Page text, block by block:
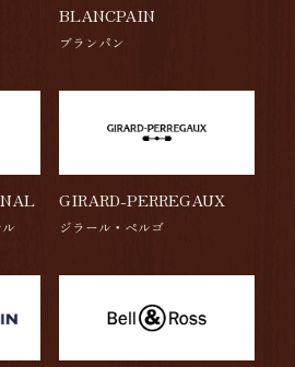
BLANCPAIN
ブランパン
GIRARD-PERREGAUX
ジラール・ペルゴ